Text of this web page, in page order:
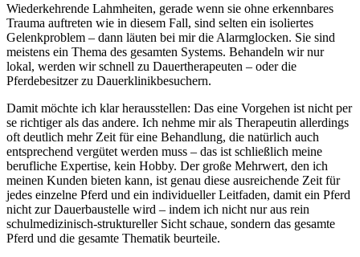
Wiederkehrende Lahmheiten, gerade wenn sie ohne erkennbares
Trauma auftreten wie in diesem Fall, sind selten ein isoliertes
Gelenkproblem – dann läuten bei mir die Alarmglocken. Sie sind
meistens ein Thema des gesamten Systems. Behandeln wir nur
lokal, werden wir schnell zu Dauertherapeuten – oder die
Pferdebesitzer zu Dauerklinikbesuchern.
Damit möchte ich klar herausstellen: Das eine Vorgehen ist nicht per
se richtiger als das andere. Ich nehme mir als Therapeutin allerdings
oft deutlich mehr Zeit für eine Behandlung, die natürlich auch
entsprechend vergütet werden muss – das ist schließlich meine
berufliche Expertise, kein Hobby. Der große Mehrwert, den ich
meinen Kunden bieten kann, ist genau diese ausreichende Zeit für
jedes einzelne Pferd und ein individueller Leitfaden, damit ein Pferd
nicht zur Dauerbaustelle wird – indem ich nicht nur aus rein
schulmedizinisch-struktureller Sicht schaue, sondern das gesamte
Pferd und die gesamte Thematik beurteile.